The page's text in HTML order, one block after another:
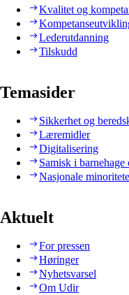
Kvalitet og
Lederutdanning
Tilskudd
Temasider
Sikkerhet og
Læremidler
Digitalisering
Samisk i barnehage
Nasjonale
Aktuelt
For pressen
Høringer
Nyhetsvarsel
Om Udir